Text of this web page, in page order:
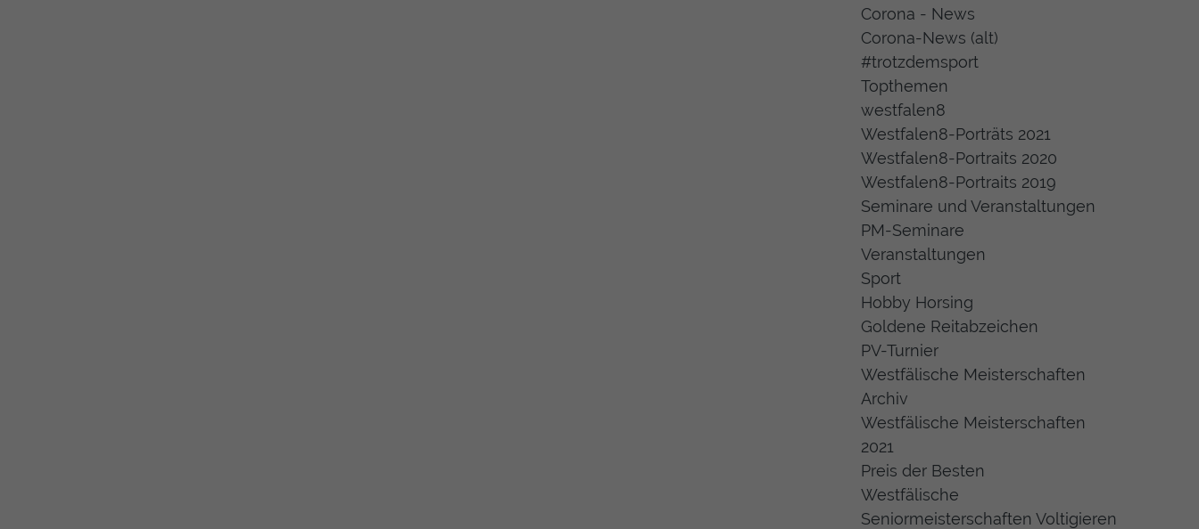
Corona - News
Corona-News (alt)
#trotzdemsport
Topthemen
westfalen8
Westfalen8-Porträts 2021
Westfalen8-Portraits 2020
Westfalen8-Portraits 2019
Seminare und Veranstaltungen
PM-Seminare
Veranstaltungen
Sport
Hobby Horsing
Goldene Reitabzeichen
PV-Turnier
Westfälische Meisterschaften
Archiv
Westfälische Meisterschaften
2021
Preis der Besten
Westfälische
Seniormeisterschaften Voltigieren